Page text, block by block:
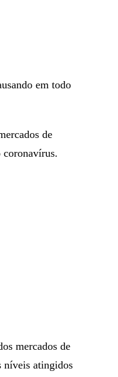
em todo
de
coronavírus.
mercados de
níveis atingidos